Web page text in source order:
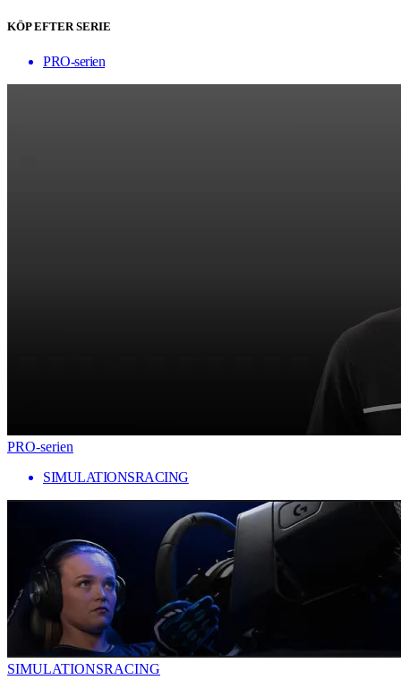
KÖP EFTER SERIE
PRO-serien
PRO-serien
SIMULATIONSRACING
SIMULATIONSRACING